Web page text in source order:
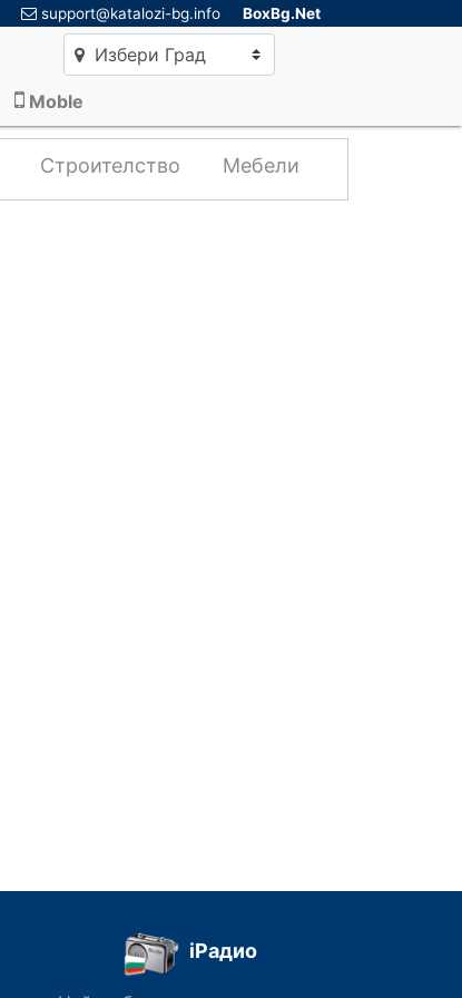
support@katalozi-bg.info BoxBg.Net
Избери Град
Moble
×
Строителство Мебели
iРадио